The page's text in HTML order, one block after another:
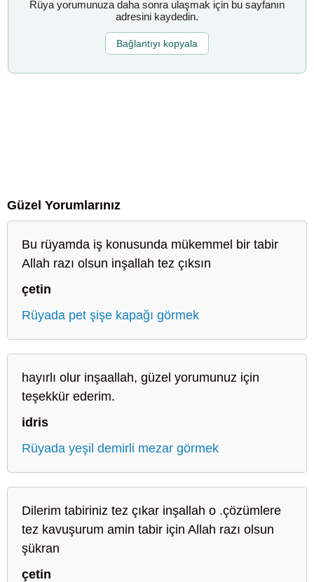
Rüya yorumunuza daha sonra ulaşmak için bu sayfanın
adresini kaydedin.
Bağlantıyı kopyala
Güzel Yorumlarınız
Bu rüyamda iş konusunda mükemmel bir tabir
Allah razı olsun inşallah tez çıksın
çetin
Rüyada pet şişe kapağı görmek
hayırlı olur inşaallah, güzel yorumunuz için
teşekkür ederim.
idris
Rüyada yeşil demirli mezar görmek
Dilerim tabiriniz tez çıkar inşallah o .çözümlere
tez kavuşurum amin tabir için Allah razı olsun
şükran
çetin